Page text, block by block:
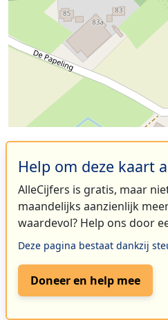
Help om deze kaart
AlleCijfers is gratis, maar
maandelijks aanzienlijk
waardevol? Help ons door
Deze pagina bestaat dankzij
Doneer en help mee